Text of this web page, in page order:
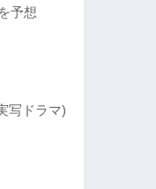
予想
写ドラマ)